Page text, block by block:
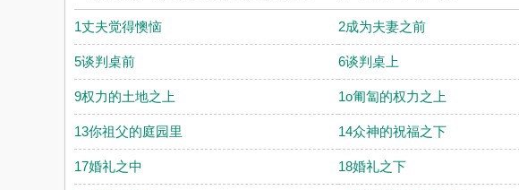
1丈夫觉得懊恼 2成为夫妻之前
5谈判桌前 6谈判桌上
9权力的土地之上 1o匍匐的权力之上
13你祖父的庭园里 14众神的祝福之下
17婚礼之中 18婚礼之下